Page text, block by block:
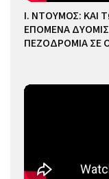
Ι. ΝΤΟΥΜΟΣ: ΚΑΙ
ΕΠΟΜΕΝΑ
ΠΕΖΟΔΡΟΜΙΑ ΣΕ